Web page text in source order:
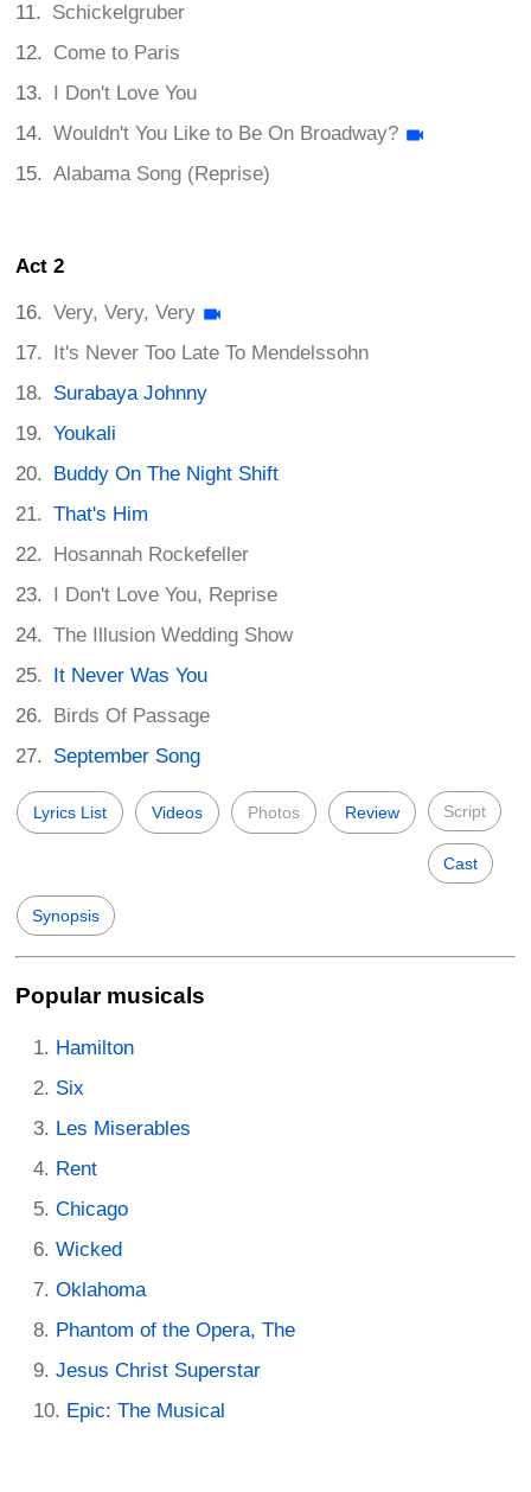
Schickelgruber
Come to Paris
I Don't Love You
Wouldn't You Like to Be On Broadway?
Alabama Song (Reprise)
Act 2
Very, Very, Very
It's Never Too Late To Mendelssohn
Surabaya Johnny
Youkali
Buddy On The Night Shift
That's Him
Hosannah Rockefeller
I Don't Love You, Reprise
The Illusion Wedding Show
It Never Was You
Birds Of Passage
September Song
Lyrics List Videos Photos Review Script
Cast
Synopsis
Popular musicals
Hamilton
Six
Les Miserables
Rent
Chicago
Wicked
Oklahoma
Phantom of the Opera, The
Jesus Christ Superstar
Epic: The Musical